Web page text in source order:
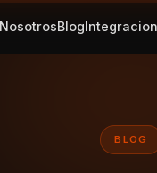
NosotrosBlog
BLOG